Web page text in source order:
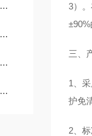
3）
三、
1、
护免
2、